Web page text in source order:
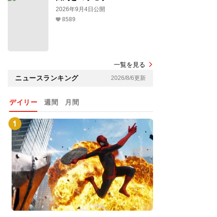
2026年9月4日公開
8589
一覧を見る
ニュースランキング 2026/8/6更新
デイリー 週間 月間